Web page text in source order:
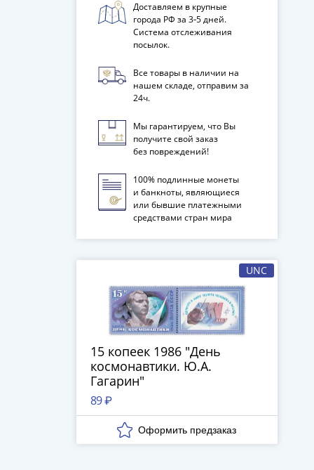
Доставляем в крупные
города РФ за 3‑5 дней.
Система отслеживания
посылок.
Все товары в наличии на
нашем складе, отправим за
24ч.
Мы гарантируем, что Вы
получите свой заказ
без повреждений!
100% подлинные монеты
и банкноты, являющиеся
или бывшие платежными
средствами стран мира
UNC
15 копеек 1986 "День
космонавтики. Ю.А.
Гагарин"
89 ₽